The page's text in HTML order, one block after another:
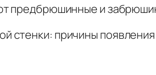
предбрюшинные и